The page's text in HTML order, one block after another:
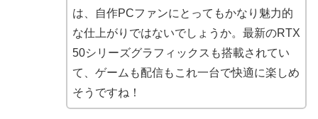
は、自作PCファンにとってもかなり魅力的
な仕上がりではないでしょうか。最新のRTX
50シリーズグラフィックスも搭載されてい
て、ゲームも配信もこれ一台で快適に楽しめ
そうですね！